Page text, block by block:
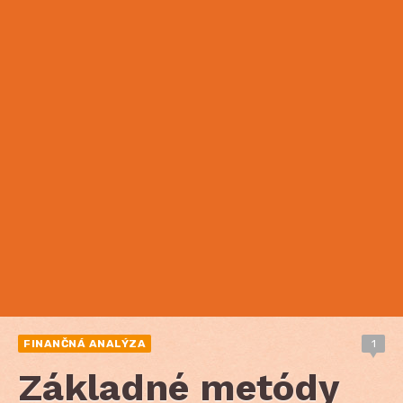
FINANČNÁ ANALÝZA 1
Základné metódy